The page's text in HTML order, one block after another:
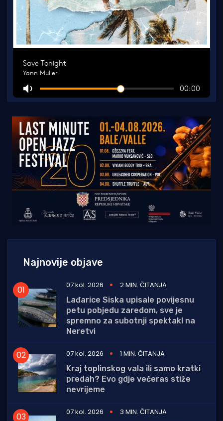
Najnovije objave
07 kol. 2026
2 MIN. ČITANJA
Lađarice Siska upisale povijesnu
petu pobjedu zaredom, sve je
spremno za subotnji spektakl na
Neretvi
07 kol. 2026
1 MIN. ČITANJA
Kraj toplinskog vala ili samo kratki
predah? Evo gdje večeras stiže
nevrijeme
07 kol. 2026
3 MIN. ČITANJA